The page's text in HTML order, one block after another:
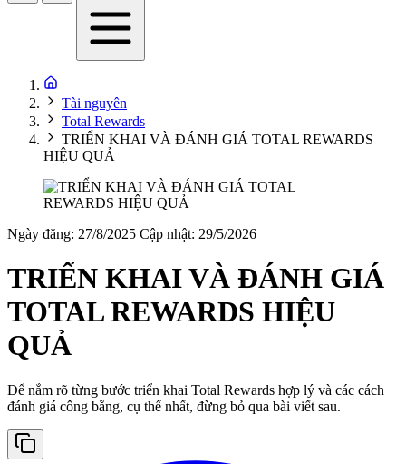
Tài nguyên
Total Rewards
TRIỂN KHAI VÀ ĐÁNH GIÁ TOTAL REWARDS
HIỆU QUẢ
Ngày đăng: 27/8/2025 Cập nhật: 29/5/2026
TRIỂN KHAI VÀ ĐÁNH GIÁ
TOTAL REWARDS HIỆU
QUẢ
Để nắm rõ từng bước triển khai Total Rewards hợp lý và các cách
đánh giá công bằng, cụ thể nhất, đừng bỏ qua bài viết sau.